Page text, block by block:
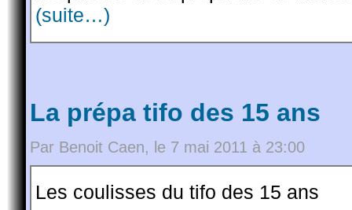
(suite…)
La prépa tifo des 15 ans
Par Benoit Caen, le 7 mai 2011 à 23:00
Les coulisses du tifo des 15 ans